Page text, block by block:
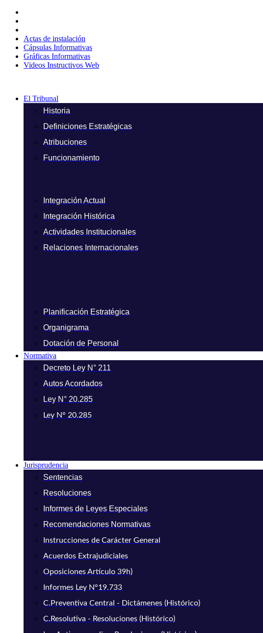
contenido
Actas de instalación
Cápsulas Informativas
Gráficas Informativas
Videos Instructivos Web
El Tribunal
Historia
Definiciones Estratégicas
Atribuciones
Funcionamiento
Integración Actual
Integración Histórica
Actividades Institucionales
Relaciones Internacionales
Planificación Estratégica
Organigrama
Dotación de Personal
Normativa
Decreto Ley N° 211
Autos Acordados
Ley N° 20.285
Ley N° 20.285
Jurisprudencia
Sentencias
Resoluciones
Informes de Leyes Especiales
Recomendaciones Normativas
Instrucciones de Carácter General
Acuerdos Extrajudiciales
Oposiciones Artículo 39h)
Informes Ley N°19.733
C.Preventiva Central - Dictámenes (Histórico)
C.Resolutiva - Resoluciones (Histórico)